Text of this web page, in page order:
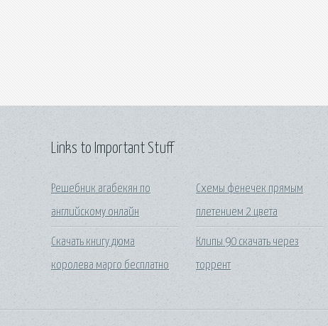
Links to Important Stuff
Решебник агабекян по
английскому онлайн
Скачать книгу дюма
королева марго бесплатно
Схемы фенечек прямым
плетением 2 цвета
Клипы 90 скачать через
торрент